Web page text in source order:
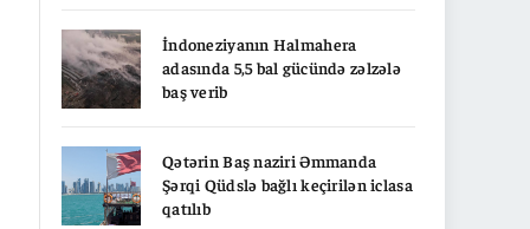
İndoneziyanın Halmahera
adasında 5,5 bal gücündə zəlzələ
baş verib
Qətərin Baş naziri Əmmanda
Şərqi Qüdslə bağlı keçirilən iclasa
qatılıb